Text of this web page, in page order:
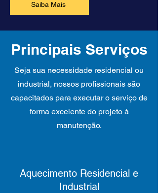
Saiba Mais
Principais Serviços
Seja sua necessidade residencial ou
industrial, nossos profissionais são
capacitados para executar o serviço de
forma excelente do projeto à
manutenção.
Aquecimento Residencial e
Industrial